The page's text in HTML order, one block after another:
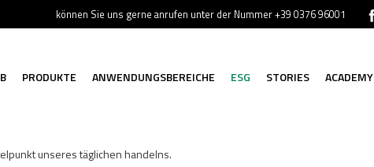
können Sie uns gerne anrufen unter der Nummer +39 0376 96001
PRODUKTE ANWENDUNGSBEREICHE ESG STORIES ACADEMY
unseres täglichen handelns.